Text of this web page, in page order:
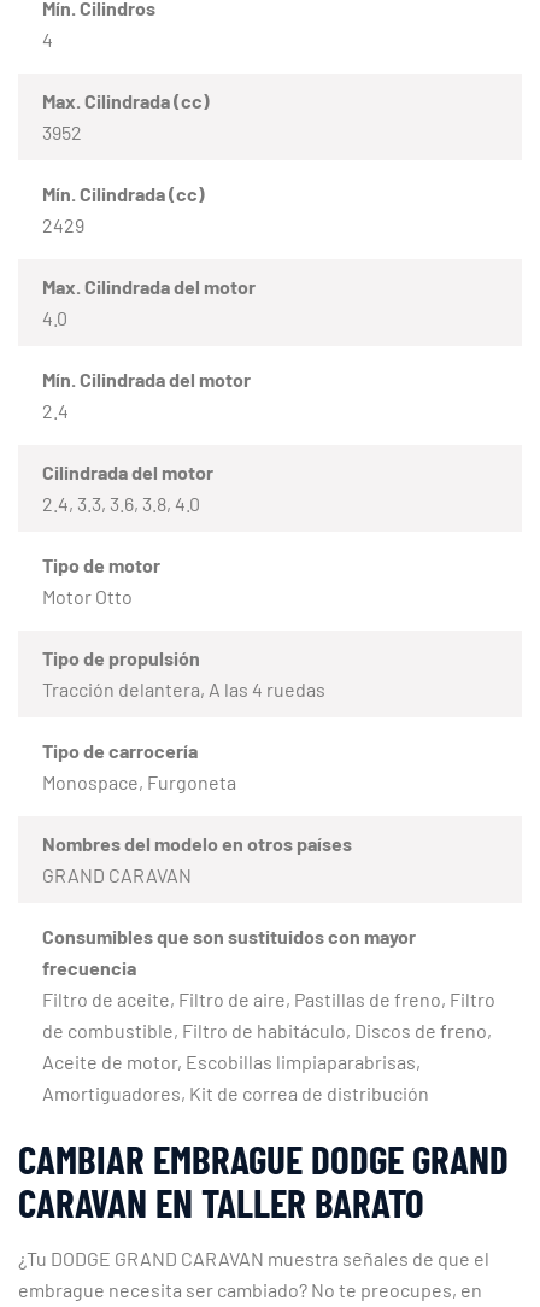
Mín. Cilindros
4
Max. Cilindrada (cc)
3952
Mín. Cilindrada (cc)
2429
Max. Cilindrada del motor
4.0
Mín. Cilindrada del motor
2.4
Cilindrada del motor
2.4, 3.3, 3.6, 3.8, 4.0
Tipo de motor
Motor Otto
Tipo de propulsión
Tracción delantera, A las 4 ruedas
Tipo de carrocería
Monospace, Furgoneta
Nombres del modelo en otros países
GRAND CARAVAN
Consumibles que son sustituidos con mayor
frecuencia
Filtro de aceite, Filtro de aire, Pastillas de freno, Filtro
de combustible, Filtro de habitáculo, Discos de freno,
Aceite de motor, Escobillas limpiaparabrisas,
Amortiguadores, Kit de correa de distribución
CAMBIAR EMBRAGUE DODGE GRAND
CARAVAN EN TALLER BARATO
¿Tu DODGE GRAND CARAVAN muestra señales de que el
embrague necesita ser cambiado? No te preocupes, en